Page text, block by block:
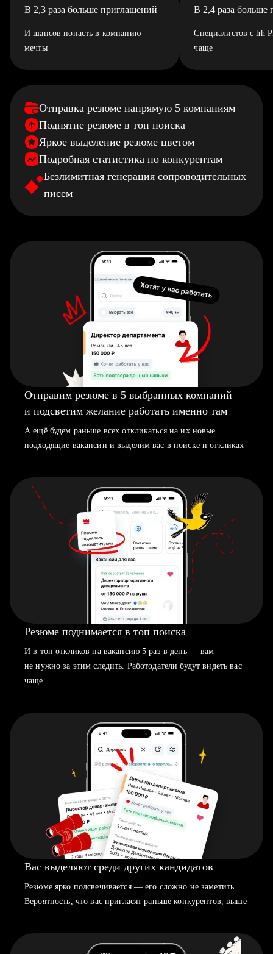
В 2,3 раза больше приглашений
И шансов попасть в компанию
мечты
В 2,4 раза больше
Специалистов с hh
чаще
Отправка резюме напрямую 5 компаниям
Поднятие резюме в топ поиска
Яркое выделение резюме цветом
Подробная статистика по конкурентам
Безлимитная генерация сопроводительных
писем
Отправим резюме в 5 выбранных компаний
и подсветим желание работать именно там
А ещё будем раньше всех откликаться на их новые
подходящие вакансии и выделим вас в поиске и откликах
Резюме поднимается в топ поиска
И в топ откликов на вакансию 5 раз в день — вам
не нужно за этим следить. Работодатели будут видеть вас
чаще
Вас выделяют среди других кандидатов
Резюме ярко подсвечивается — его сложно не заметить.
Вероятность, что вас пригласят раньше конкурентов, выше